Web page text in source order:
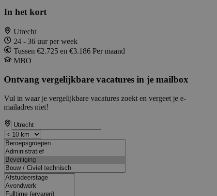
In het kort
Utrecht
24 - 36 uur per week
Tussen €2.725 en €3.186 Per maand
MBO
Ontvang vergelijkbare vacatures in je mailbox
Vul in waar je vergelijkbare vacatures zoekt en vergeet je e-
mailadres niet!